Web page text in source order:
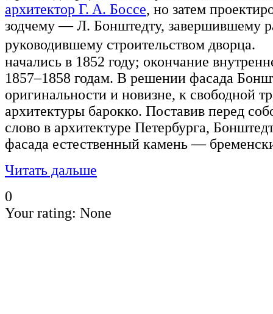
архитектор Г. А. Боссе, но затем
зодчему — Л. Бонштедту, завершившему
руководившему строительством дворца.
начались в 1852 году; окончание
1857–1858 годам. В решении фасада
оригинальности и новизне, к свободной
архитектуры барокко. Поставив перед
слово в архитектуре Петербурга,
фасада естественный камень —
Читать дальше
0
Your rating: None